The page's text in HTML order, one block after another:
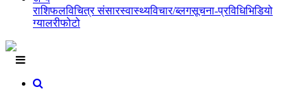
राशिफलविचित्र संसारस्वास्थ्यविचार/ब्लगसूचना-प्रविधिभिडियो
ग्यालरीफोटो